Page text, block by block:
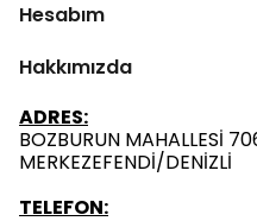
Hesabım
Hakkımızda
ADRES:
BOZBURUN MAHALLESİ
MERKEZEFENDİ/DENİZLİ
TELEFON: